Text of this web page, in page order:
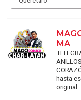
MA
hasta
original